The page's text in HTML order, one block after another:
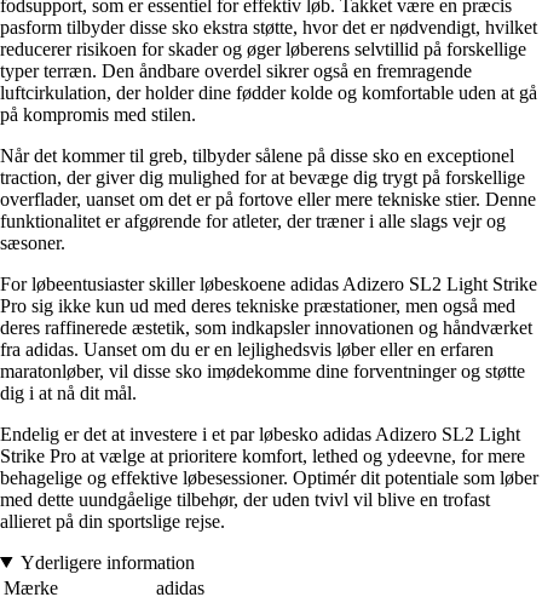
fodsupport, som er essentiel for effektiv løb. Takket være en præcis
pasform tilbyder disse sko ekstra støtte, hvor det er nødvendigt, hvilket
reducerer risikoen for skader og øger løberens selvtillid på forskellige
typer terræn. Den åndbare overdel sikrer også en fremragende
luftcirkulation, der holder dine fødder kolde og komfortable uden at gå
på kompromis med stilen.
Når det kommer til greb, tilbyder sålene på disse sko en exceptionel
traction, der giver dig mulighed for at bevæge dig trygt på forskellige
overflader, uanset om det er på fortove eller mere tekniske stier. Denne
funktionalitet er afgørende for atleter, der træner i alle slags vejr og
sæsoner.
For løbeentusiaster skiller løbeskoene adidas Adizero SL2 Light Strike
Pro sig ikke kun ud med deres tekniske præstationer, men også med
deres raffinerede æstetik, som indkapsler innovationen og håndværket
fra adidas. Uanset om du er en lejlighedsvis løber eller en erfaren
maratonløber, vil disse sko imødekomme dine forventninger og støtte
dig i at nå dit mål.
Endelig er det at investere i et par løbesko adidas Adizero SL2 Light
Strike Pro at vælge at prioritere komfort, lethed og ydeevne, for mere
behagelige og effektive løbesessioner. Optimér dit potentiale som løber
med dette uundgåelige tilbehør, der uden tvivl vil blive en trofast
allieret på din sportslige rejse.
Yderligere information
Mærke
adidas